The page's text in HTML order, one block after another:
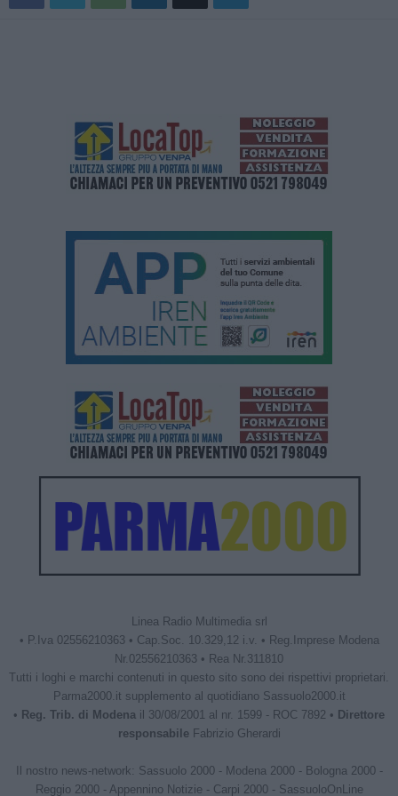
Linea Radio Multimedia srl
• P.Iva 02556210363 • Cap.Soc. 10.329,12 i.v. • Reg.Imprese Modena
Nr.02556210363 • Rea Nr.311810
Tutti i loghi e marchi contenuti in questo sito sono dei rispettivi proprietari.
Parma2000.it supplemento al quotidiano Sassuolo2000.it
• Reg. Trib. di Modena il 30/08/2001 al nr. 1599 - ROC 7892 • Direttore
responsabileFabrizio Gherardi
Il nostro news-network: Sassuolo 2000- Modena 2000- Bologna 2000-
Reggio 2000- Appennino Notizie - Carpi 2000- SassuoloOnLine